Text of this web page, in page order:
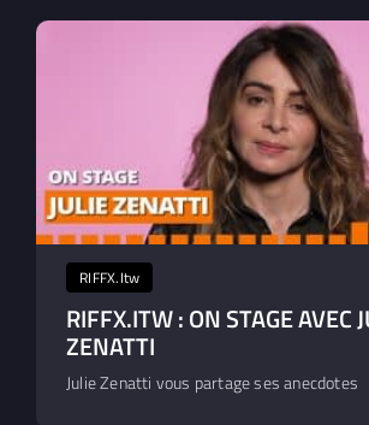
RIFFX.Itw
RIFFX.ITW : ON STAGE AVEC
ZENATTI
Julie Zenatti vous partage ses anecdotes